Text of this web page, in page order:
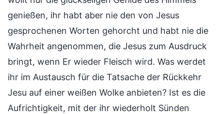
genießen, ihr habt aber nie den von Jesus
gesprochenen Worten gehorcht und habt nie die
Wahrheit angenommen, die Jesus zum Ausdruck
bringt, wenn Er wieder Fleisch wird. Was werdet
ihr im Austausch für die Tatsache der Rückkehr
Jesu auf einer weißen Wolke anbieten? Ist es die
Aufrichtigkeit, mit der ihr wiederholt Sünden